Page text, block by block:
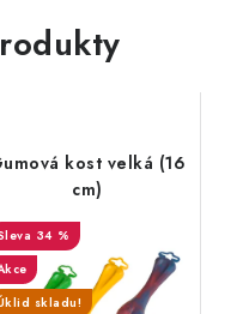
kost velká (16
cm)
34 %
skladu!